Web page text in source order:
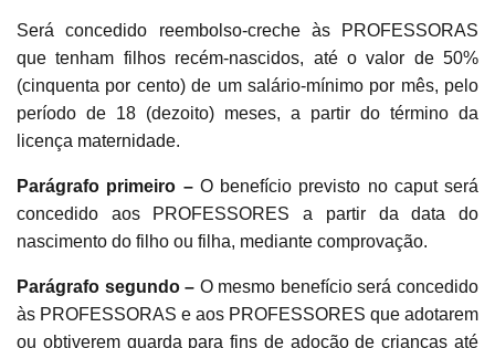
Será concedido reembolso-creche às PROFESSORAS
que tenham filhos recém-nascidos, até o valor de 50%
(cinquenta por cento) de um salário-mínimo por mês, pelo
período de 18 (dezoito) meses, a partir do término da
licença maternidade.
Parágrafo primeiro –O benefício previsto no caput será
concedido aos PROFESSORES a partir da data do
nascimento do filho ou filha, mediante comprovação.
Parágrafo segundo – O mesmo benefício será concedido
às PROFESSORAS e aos PROFESSORES que adotarem
ou obtiverem guarda para fins de adoção de crianças até